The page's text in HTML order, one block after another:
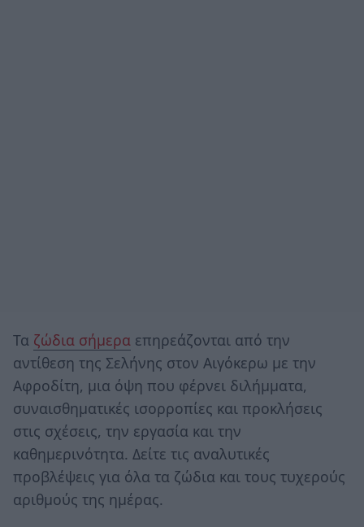
Τα ζώδια σήμερα επηρεάζονται από την
αντίθεση της Σελήνης στον Αιγόκερω με την
Αφροδίτη, μια όψη που φέρνει διλήμματα,
συναισθηματικές ισορροπίες και προκλήσεις
στις σχέσεις, την εργασία και την
καθημερινότητα. Δείτε τις αναλυτικές
προβλέψεις για όλα τα ζώδια και τους τυχερούς
αριθμούς της ημέρας.